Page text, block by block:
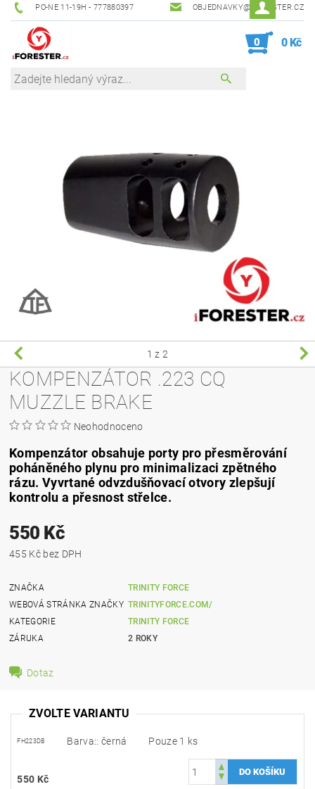
PO-NE 11-19H - 777880397 OBJEDNAVKY@IFORESTER.CZ
0 0 Kč
1 z 2
KOMPENZÁTOR .223 CQ
MUZZLE BRAKE
Neohodnoceno
Kompenzátor obsahuje porty pro přesměrování
poháněného plynu pro minimalizaci zpětného
rázu. Vyvrtané odvzdušňovací otvory zlepšují
kontrolu a přesnost střelce.
550 Kč
455 Kč bez DPH
ZNAČKA
TRINITY FORCE
WEBOVÁ STRÁNKA ZNAČKY TRINITYFORCE.COM/
KATEGORIE
TRINITY FORCE
ZÁRUKA
2 ROKY
Dotaz
ZVOLTE VARIANTU
FH223DB Barva:: černá Pouze 1 ks
550 Kč